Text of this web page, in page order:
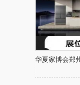
华夏家博会郑